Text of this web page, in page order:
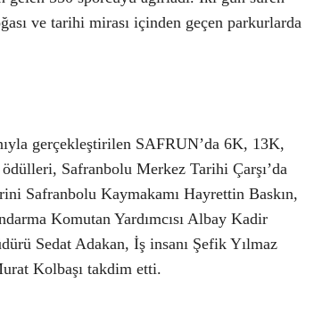
ve tarihi mirası içinden geçen parkurlarda
gerçekleştirilen SAFRUN’da 6K, 13K,
Safranbolu Merkez Tarihi Çarşı’da
Safranbolu Kaymakamı Hayrettin Baskın,
Komutan Yardımcısı Albay Kadir
Sedat Adakan, İş insanı Şefik Yılmaz
Kolbaşı takdim etti.